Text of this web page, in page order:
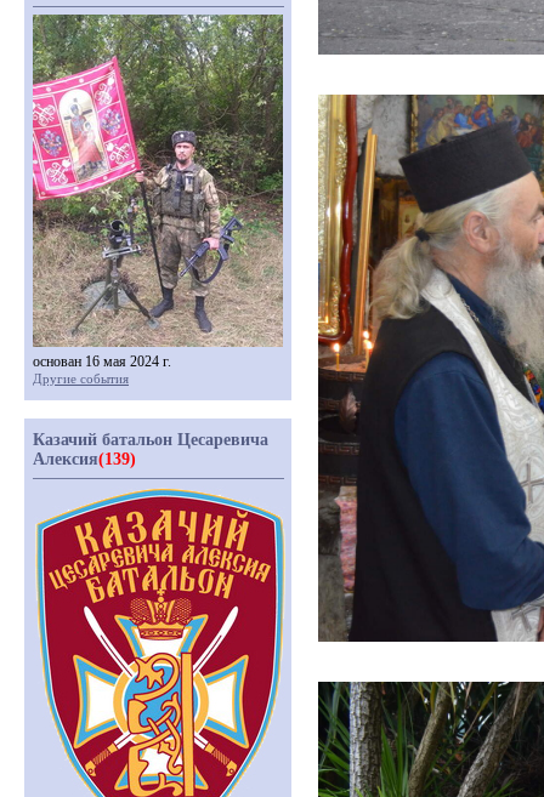
основан 16 мая 2024 г.
Другие события
Казачий батальон Цесаревича
Алексия(139)